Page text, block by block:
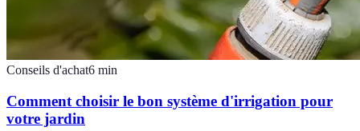
Conseils d'achat6 min
Comment choisir le bon système d'irrigation pour
votre jardin